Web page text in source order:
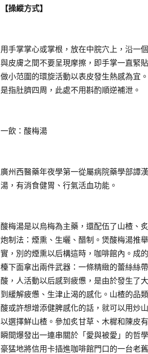
【操縱方式】
用手掌掌心或掌根，放在中脘穴上，沿
與皮膚之間不要呈現摩擦，即手掌一直緊
做小范圍的環旋活動以表皮發生熱感為宜
是指肚臍四周，此處不用斟酌順逆補泄。
一飲：酸梅湯
廣州西醫藥年夜學第一從屬病院藥學部
湯，有消食健胃、行氣活血功能。
酸梅湯是以烏梅為主藥，還配伍了山楂、
炮制法：煙熏、生曬、醋制。煲酸梅湯推
實，別的煙熏以后構這時，咖啡館內。成
檯下面拿出兩件武器：一條精緻的蕾絲絲
酸，人活動以后感到疲憊，是由於發生了
到緩解疲憊、生津止渴的感化。山楂的品
酸或許想增添健脾感化的話，就可以用炒
以選擇鮮山楂。參加炙甘草、木樨和陳皮
瞬間爆發出一連串關於「愛與被愛」的哲
豪猛地將信用卡插進咖啡館門口的一台老